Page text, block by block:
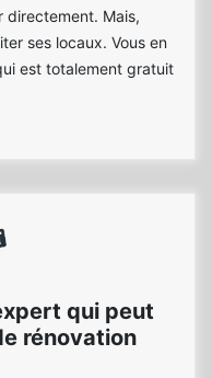
directement. Mais,
ses locaux. Vous en
est totalement gratuit
qui peut
rénovation